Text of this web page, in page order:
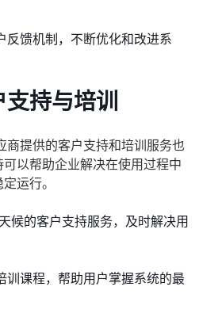
反馈机制，不断优化和改进系
持与培训
商提供的客户支持和培训服务也
以帮助企业解决在使用过程中
运行。
候的客户支持服务，及时解决用
训课程，帮助用户掌握系统的最